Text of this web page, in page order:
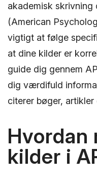
akademisk
(American
vigtigt at følge
at dine kilder er
guide dig gennem
dig værdifuld
citerer bøger,
Hvordan
kilder i